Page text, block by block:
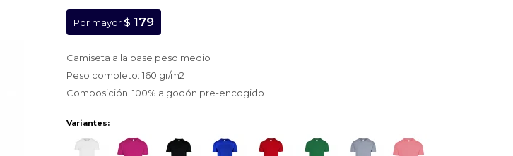
Por mayor $ 179
Camiseta a la base peso medio
Peso completo: 160 gr/m2
Composición: 100% algodón pre-encogido
Variantes: